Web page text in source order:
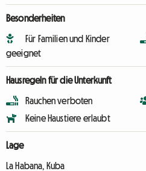
Besonderheiten
Für Familien und Kinder
geeignet
Hausregeln für die Unterkunft
Rauchen verboten
Keine Haustiere erlaubt
Lage
La Habana, Kuba